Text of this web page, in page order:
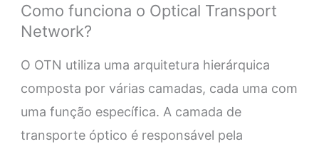
Como funciona o Optical Transport
Network?
O OTN utiliza uma arquitetura hierárquica
composta por várias camadas, cada uma com
uma função específica. A camada de
transporte óptico é responsável pela